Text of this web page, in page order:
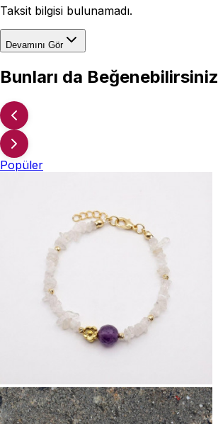
Taksit bilgisi bulunamadı.
Devamını Gör
Bunları da Beğenebilirsiniz
Popüler